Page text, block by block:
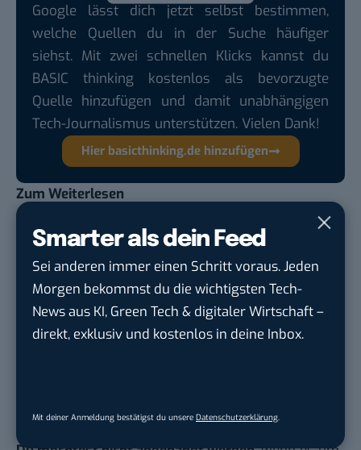
Smarter als dein Feed
Sei anderen immer einen Schritt voraus. Jeden
Morgen bekommst du die wichtigsten Tech-
News aus KI, Green Tech & digitaler Wirtschaft –
direkt, exklusiv und kostenlos in deine Inbox.
Mit deiner Anmeldung bestätigst du unsere Datenschutzerklärung
Google lässt dich jetzt selbst bestimmen,
welche Quellen du in der Suche häufiger
siehst. Mit zwei schnellen Klicks kannst du
BASIC thinking kostenlos als bevorzugte
Quelle hinzufügen und damit unabhängigen
Tech-Journalismus unterstützen. Vielen Dank!
Hier basicthinking.de hinzufügen
Zum Weiterlesen
Keine Touristen wegen Corona? Fiaker in Wien
liefern Essen an Senioren
Google-Maps-Report: So stark hat Corona
verändert, wie du dich bewegst
#Fuckorona: Obdachlose in Hamburg erfahren
Unterstützung